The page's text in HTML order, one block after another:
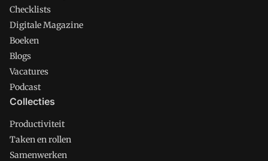
Checklists
Digitale Magazine
Boeken
Blogs
Vacatures
Podcast
Collecties
Productiviteit
Taken en rollen
Samenwerken